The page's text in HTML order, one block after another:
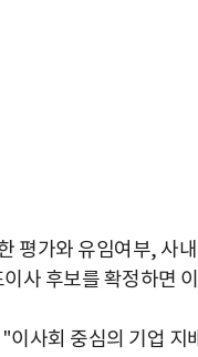
평가와 유임여부, 사
사 후보를 확정하면
사회 중심의 기업